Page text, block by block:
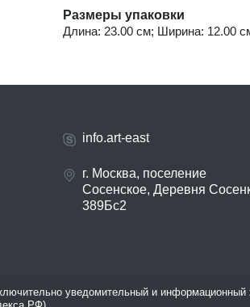
Размеры упаковки
Длина: 23.00 см; Ширина: 12.00
info.art-east
г. Москва, поселение
Сосенское, Деревня
389Бс2
уведомительный и информационный